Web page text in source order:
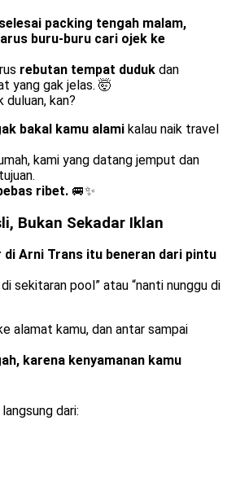
packing tengah malam,
buru-buru cari ojek ke
rebutan tempat duduk dan
yang gak jelas. 🤯
duluan, kan?
bakal kamu alami kalau naik travel
kami yang datang jemput dan
ribet. 🚐✨
Bukan Sekadar Iklan
di Arni Trans itu beneran dari pintu
sekitaran pool” atau “nanti nunggu di
alamat kamu, dan antar sampai
karena kenyamanan kamu
dari: